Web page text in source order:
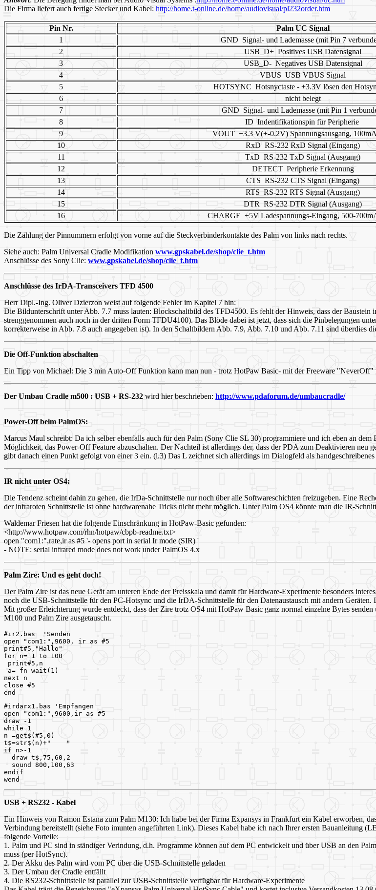
Die Firma liefert auch fertige Stecker und Kabel: http://home.t-online.de/home/audiovisual/pl232order.htm
Pin Nr.
Palm UC Signal
1
GND Signal- und Lademasse (mit Pin 7
2
USB_D+ Positives USB Datensignal
3
USB_D- Negatives USB Datensignal
4
VBUS USB VBUS Signal
5
HOTSYNC Hotsnyctaste - +3.3V lösen den
6
nicht belegt
7
GND Signal- und Lademasse (mit Pin 1
8
ID Indentifikationspin für Peripherie
9
VOUT +3.3 V(+-0.2V) Spannungsausgang,
10
RxD RS-232 RxD Signal (Eingang)
11
TxD RS-232 TxD Signal (Ausgang)
12
DETECT Peripherie Erkennung
13
CTS RS-232 CTS Signal (Eingang)
14
RTS RS-232 RTS Signal (Ausgang)
15
DTR RS-232 DTR Signal (Ausgang)
16
CHARGE +5V Ladespannungs-Eingang, 500-
Die Zählung der Pinnummern erfolgt von vorne auf die Steckverbinderkontakte des Palm von links nach rechts.
Siehe auch: Palm Universal Cradle Modifikation www.gpskabel.de/shop/clie_t.htm
Anschlüsse des Sony Clie: www.gpskabel.de/shop/clie_t.htm
Anschlüsse des IrDA-Transceivers TFD 4500
Herr Dipl.-Ing. Oliver Dzierzon weist auf folgende Fehler im Kapitel 7 hin:
Die Bildunterschrift unter Abb. 7.7 muss lauten: Blockschaltbild des TFD4500. Es fehlt der Hinweis, dass der
strenggenommen auch noch in der dritten Form TFDU4100). Das Blöde dabei ist jetzt, dass sich die Pinbelegungen
korrekterweise in Abb. 7.8 auch angegeben ist). In den Schaltbildern Abb. 7.9, Abb. 7.10 und Abb. 7.11 sind überdies
Die Off-Funktion abschalten
Ein Tipp von Michael: Die 3 min Auto-Off Funktion kann man nun - trotz HotPaw Basic- mit der Freeware "NeverOff"
Der Umbau Cradle m500 : USB + RS-232 wird hier beschrieben: http://www.pdaforum.de/umbaucradle/
Power-Off beim PalmOS:
Marcus Maul schreibt: Da ich selber ebenfalls auch für den Palm (Sony Clie SL 30) programmiere und ich eben an
Möglichkeit, das Power-Off Feature abzuschalten. Der Nachteil ist allerdings der, dass der PDA zum Deaktivieren neu
gibt danach einen Punkt gefolgt von einer 3 ein. (l.3) Das L zeichnet sich allerdings im Dialogfeld als
IR nicht unter OS4:
Die Tendenz scheint dahin zu gehen, die IrDa-Schnittstelle nur noch über alle Softwareschichten freizugeben. Eine
der infraroten Schnittstelle ist ohne hardwarenahe Tricks nicht mehr möglich. Unter Palm OS4 könnte man die IR-
Waldemar Friesen hat die folgende Einschränkung in HotPaw-Basic gefunden:
<http://www.hotpaw.com/rhn/hotpaw/cbpb-readme.txt>
open "com1:",rate,ir as #5 '- opens port in serial Ir mode (SIR) '
- NOTE: serial infrared mode does not work under PalmOS 4.x
Palm Zire: Und es geht doch!
Der Palm Zire ist das neue Gerät am unteren Ende der Preisskala und damit für Hardware-Experimente besonders
noch die USB-Schnittstelle für den PC-Hotsync und die IrDA-Schnittstelle für den Datenaustausch mit andern
Mit großer Erleichterung wurde entdeckt, dass der Zire trotz OS4 mit HotPaw Basic ganz normal einzelne Bytes
M100 und Palm Zire ausgetauscht.
#ir2.bas  'Senden
open "com1:",9600, ir as #5
print#5,"Hallo"
for n= 1 to 100
print#5,n
a= fn wait(1)
next n
close #5
end
#irdarx1.bas 'Empfangen
open "com1:",9600,ir as #5
draw -1
while 1
n =get$(#5,0)
t$=str$(n)+"    "
if n>-1
  draw t$,75,60,2
  sound 800,100,63
endif
wend
USB + RS232 - Kabel
Ein Hinweis von Ramon Estana zum Palm M130: Ich habe bei der Firma Expansys in Frankfurt ein Kabel erworben,
Verbindung bereitstellt (siehe Foto imunten angeführten Link). Dieses Kabel habe ich nach Ihrer ersten Bauanleitung
folgende Vorteile:
1. Palm und PC sind in ständiger Verindung, d.h. Programme können auf dem PC entwickelt und über USB an den
muss (per HotSync).
2. Der Akku des Palm wird vom PC über die USB-Schnittstelle geladen
3. Der Umbau der Cradle entfällt
4. Die RS232-Schnittstelle ist parallel zur USB-Schnittstelle verfügbar für Hardware-Experimente